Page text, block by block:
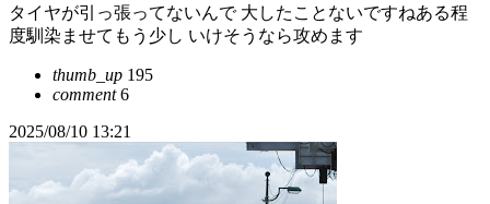
タイヤが引っ張ってないんで 大したことないですねある程
度馴染ませてもう少し いけそうなら攻めます
thumb_up 195
comment6
2025/08/10 13:21